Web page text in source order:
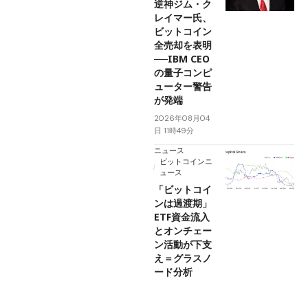
逆神ジム・ク
レイマー氏、
ビットコイン
全売却を表明
──IBM CEO
の量子コンピ
ューター警告
が発端
2026年08月04
日 11時49分
ニュース
ビットコインニ
ュース
「ビットコイ
ンは過渡期」
ETF資金流入
とオンチェー
ン活動が下支
え＝グラスノ
ード分析